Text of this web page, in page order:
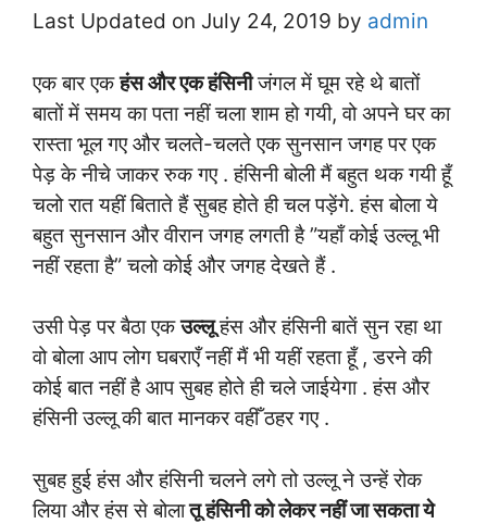
Last Updated on July 24, 2019 by admin
एक बार एकहंस और एक हंसिनीजंगल में घूम रहे थे बातों
बातों में समय का पता नहीं चला शाम हो गयी, वो अपने घर का
रास्ता भूल गए और चलते-चलते एक सुनसान जगह पर एक
पेड़ के नीचे जाकर रुक गए . हंसिनी बोली मैं बहुत थक गयी हूँ
चलो रात यहीं बिताते हैं सुबह होते ही चल पड़ेंगे. हंस बोला ये
बहुत सुनसान और वीरान जगह लगती है ”यहाँ कोई उल्लू भी
नहीं रहता है” चलो कोई और जगह देखते हैं .
उसी पेड़ पर बैठा एकउल्लूहंस और हंसिनी बातें सुन रहा था
वो बोला आप लोग घबराएँ नहीं मैं भी यहीं रहता हूँ , डरने की
कोई बात नहीं है आप सुबह होते ही चले जाईयेगा . हंस और
हंसिनी उल्लू की बात मानकर वहीँ ठहर गए .
सुबह हुई हंस और हंसिनी चलने लगे तो उल्लू ने उन्हें रोक
लिया और हंस से बोलातू हंसिनी को लेकर नहीं जा सकता ये